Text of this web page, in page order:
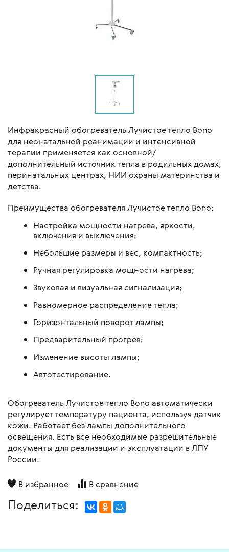
Инфракрасный обогреватель Лучистое тепло Bono
для неонатальной реанимации и интенсивной
терапии применяется как основной/
дополнительный источник тепла в родильных домах,
перинатальных центрах, НИИ охраны материнства и
детства.
Преимущества обогревателя Лучистое тепло Bono:
Настройка мощности нагрева, яркости,
включения и выключения;
Небольшие размеры и вес, компактность;
Ручная регулировка мощности нагрева;
Звуковая и визуальная сигнализация;
Равномерное распределение тепла;
Горизонтальный поворот лампы;
Предварительный прогрев;
Изменение высоты лампы;
Автотестирование.
Обогреватель Лучистое тепло Bono автоматически
регулирует температуру пациента, используя датчик
кожи. Работает без лампы дополнительного
освещения. Есть все необходимые разрешительные
документы для реализации и эксплуатации в ЛПУ
России.
В избранное В сравнение
Поделиться: